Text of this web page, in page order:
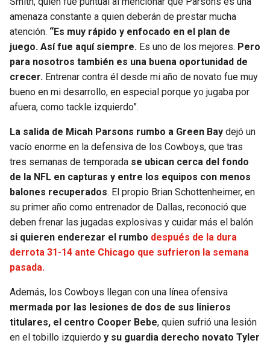
amenaza constante a quien deberán de prestar mucha
atención. “Es muy rápido y enfocado en el plan de
juego. Así fue aquí siempre. Es uno de los mejores. Pero
para nosotros también es una buena oportunidad de
crecer. Entrenar contra él desde mi año de novato fue muy
bueno en mi desarrollo, en especial porque yo jugaba por
afuera, como tackle izquierdo”.
La salida de Micah Parsons rumbo a Green Bay dejó un
vacío enorme en la defensiva de los Cowboys, que tras
tres semanas de temporada se ubican cerca del fondo
de la NFL en capturas y entre los equipos con menos
balones recuperados. El propio Brian Schottenheimer, en
su primer año como entrenador de Dallas, reconoció que
deben frenar las jugadas explosivas y cuidar más el balón
si quieren enderezar el rumbo después de la dura
derrota 31-14 ante Chicago que sufrieron la semana
pasada.
Además, los Cowboys llegan con una línea ofensiva
mermada por las lesiones de dos de sus linieros
titulares, el centro Cooper Bebe, quien sufrió una lesión
en el tobillo izquierdo y su guardia derecho novato Tyler